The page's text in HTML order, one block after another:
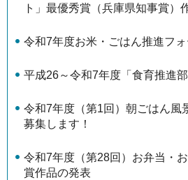
ト」最優秀賞（兵庫県知事賞）
令和7年度お米・ごはん推進フ
平成26～令和7年度「食育推進
令和7年度（第1回）朝ごはん風
募集します！
令和7年度（第28回）お弁当・
賞作品の発表